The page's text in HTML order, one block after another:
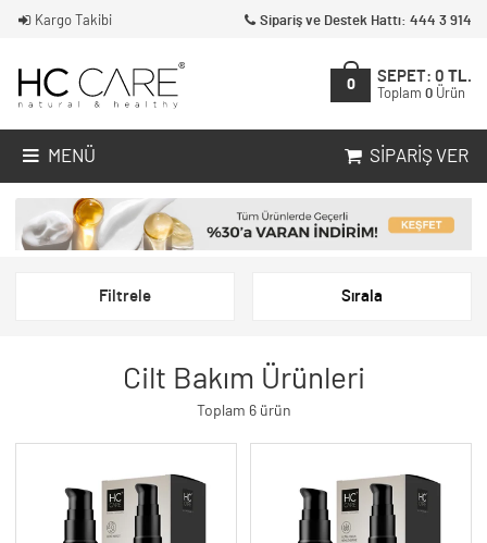
Kargo Takibi Sipariş ve Destek Hattı: 444 3 914
0
SEPET: 0 TL.
Toplam 0 Ürün
MENÜ SIPARIŞ VER
Filtrele Sırala
Cilt Bakım Ürünleri
Toplam 6 ürün